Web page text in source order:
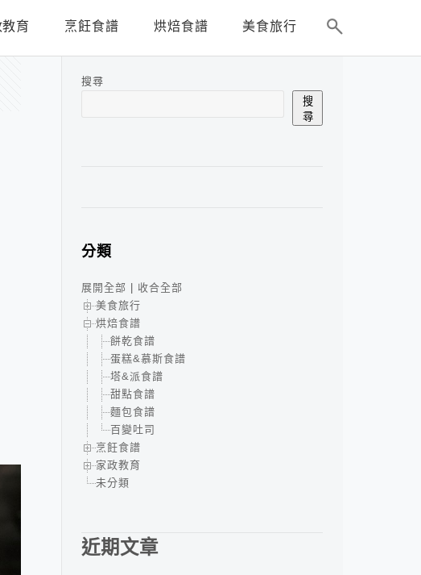
育 烹飪食譜 烘焙食譜 美食旅行
搜尋
搜
尋
分類
展開全部
收合全部
美食旅行
烘焙食譜
餅乾食譜
蛋糕&慕斯食譜
塔&派食譜
甜點食譜
麵包食譜
百變吐司
烹飪食譜
家政教育
未分類
近期文章